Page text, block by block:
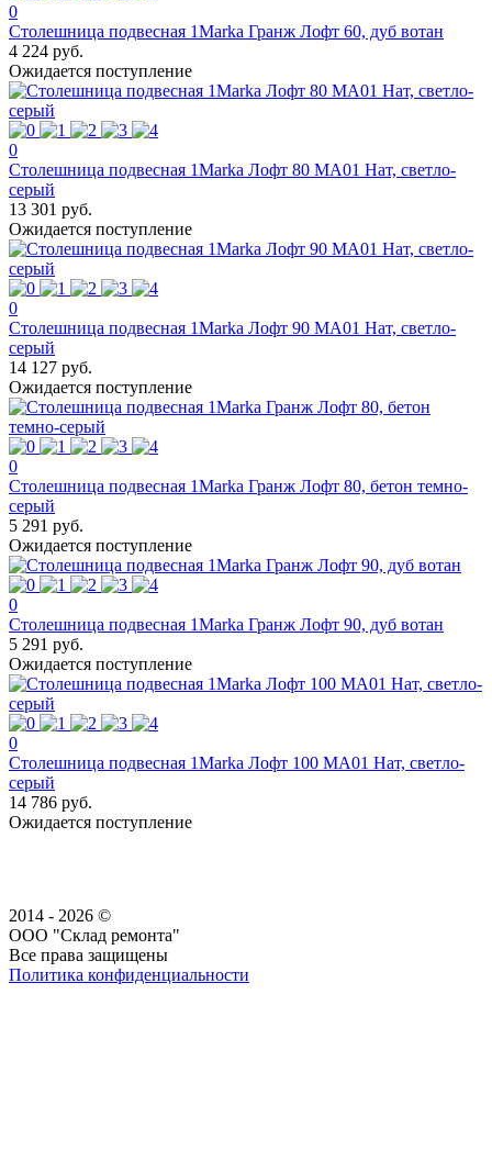
0
Столешница подвесная 1Marka Гранж Лофт 60, дуб вотан
4 224 руб.
Ожидается поступление
0
Столешница подвесная 1Marka Лофт 80 МА01 Нат, светло-
серый
13 301 руб.
Ожидается поступление
0
Столешница подвесная 1Marka Лофт 90 МА01 Нат, светло-
серый
14 127 руб.
Ожидается поступление
0
Столешница подвесная 1Marka Гранж Лофт 80, бетон темно-
серый
5 291 руб.
Ожидается поступление
0
Столешница подвесная 1Marka Гранж Лофт 90, дуб вотан
5 291 руб.
Ожидается поступление
0
Столешница подвесная 1Marka Лофт 100 МА01 Нат, светло-
серый
14 786 руб.
Ожидается поступление
2014 - 2026 ©
ООО "Склад ремонта"
Все права защищены
Политика конфиденциальности